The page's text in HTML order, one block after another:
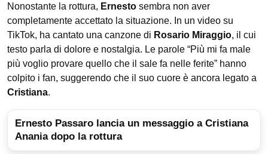
Nonostante la rottura, Ernesto sembra non aver
completamente accettato la situazione. In un video su
TikTok, ha cantato una canzone di Rosario Miraggio, il cui
testo parla di dolore e nostalgia. Le parole “Più mi fa male
più voglio provare quello che il sale fa nelle ferite” hanno
colpito i fan, suggerendo che il suo cuore è ancora legato a
Cristiana.
Ernesto Passaro lancia un messaggio a Cristiana
Anania dopo la rottura